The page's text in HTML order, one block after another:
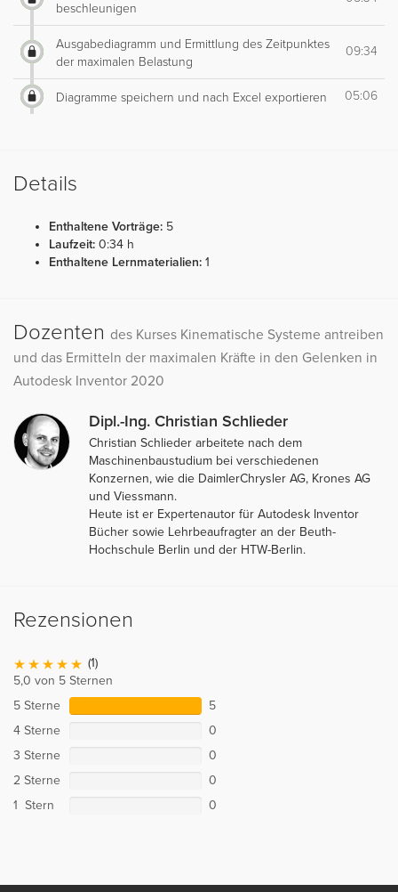
beschleunigen
Ausgabediagramm und Ermittlung des Zeitpunktes
der maximalen Belastung
09:34
Diagramme speichern und nach Excel exportieren 05:06
Details
Enthaltene Vorträge: 5
Laufzeit: 0:34 h
Enthaltene Lernmaterialien: 1
Dozenten des Kurses Kinematische Systeme antreiben
und das Ermitteln der maximalen Kräfte in den Gelenken in
Autodesk Inventor 2020
Dipl.-Ing. Christian Schlieder
Christian Schlieder arbeitete nach dem
Maschinenbaustudium bei verschiedenen
Konzernen, wie die DaimlerChrysler AG, Krones AG
und Viessmann.
Heute ist er Expertenautor für Autodesk Inventor
Bücher sowie Lehrbeaufragter an der Beuth-
Hochschule Berlin und der HTW-Berlin.
Rezensionen
(1)
5,0 von 5 Sternen
5 Sterne
5
4 Sterne
0
3 Sterne
0
2 Sterne
0
1 Stern
0